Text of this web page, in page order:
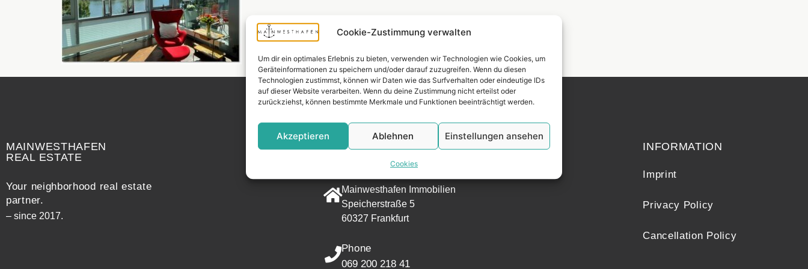
Cookie-Zustimmung verwalten
Um dir ein optimales Erlebnis zu bieten, verwenden wir Technologien wie Cookies, um
Geräteinformationen zu speichern und/oder darauf zuzugreifen. Wenn du diesen
Technologien zustimmst, können wir Daten wie das Surfverhalten oder eindeutige IDs
auf dieser Website verarbeiten. Wenn du deine Zustimmung nicht erteilst oder
zurückziehst, können bestimmte Merkmale und Funktionen beeinträchtigt werden.
Akzeptieren Ablehnen Einstellungen ansehen
Cookies
MAINWESTHAFEN
REAL ESTATE
Your neighborhood real estate
partner.
– since 2017.
CONTACT
Mainwesthafen Immobilien
Speicherstraße 5
60327 Frankfurt
Phone
069 200 218 41
Widerrufsrecht
INFORMATION
Imprint
Privacy Policy
Cancellation Policy